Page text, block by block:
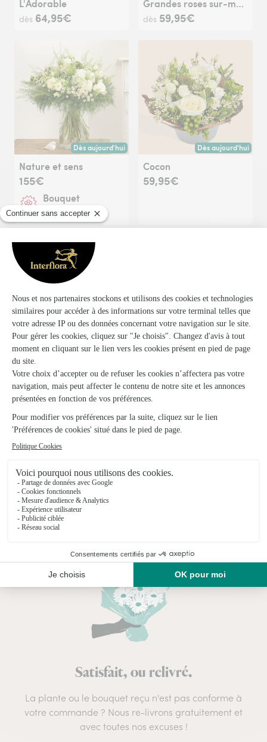
L'Adorable
dès 64,95€
Grandes roses sur-mesure
dès 59,95€
Dès aujourd'hui
Livraison dès aujourd'hui (pour toute commande passée
Nature et sens
155€
Bouquet
d'exception
Dès aujourd'hui
Livraison dès
Cocon
59,95€
Dès aujourd'hui
Livraison dès aujourd'hui (pour toute commande passée
dès29,95€
Dès demain
Livraison dès
dès34,95€ 29,95€
Offre - Saint
Voir plus de produits
Satisfait, ou relivré.
La plante ou le bouquet reçu n'est pas conforme à
votre commande ? Nous re-livrons gratuitement et
avec toutes nos excuses !